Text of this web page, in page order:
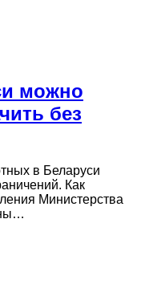
можно
без
в Беларуси
Как
Министерства